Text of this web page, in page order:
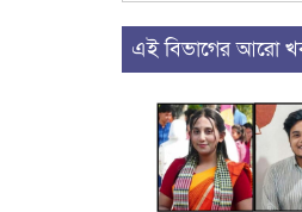
এই বিভাগের আরো